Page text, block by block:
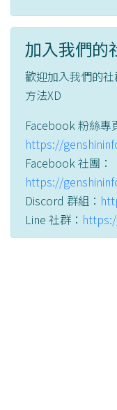
加入我們的
歡迎加入我們的
方法XD
Facebook 粉絲專
https://
Facebook 社團：
https://
Discord 群組：
Line 社群：